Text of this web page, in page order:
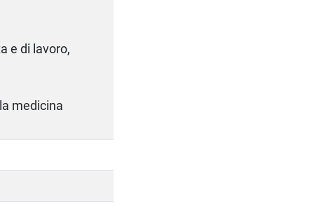
e di lavoro,
medicina